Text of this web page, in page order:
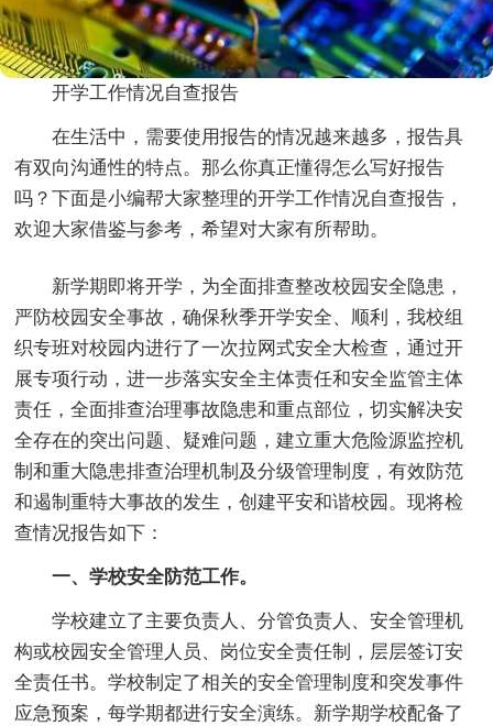
开学工作情况自查报告
在生活中，需要使用报告的情况越来越多，报告具
有双向沟通性的特点。那么你真正懂得怎么写好报告
吗？下面是小编帮大家整理的开学工作情况自查报告，
欢迎大家借鉴与参考，希望对大家有所帮助。
新学期即将开学，为全面排查整改校园安全隐患，
严防校园安全事故，确保秋季开学安全、顺利，我校组
织专班对校园内进行了一次拉网式安全大检查，通过开
展专项行动，进一步落实安全主体责任和安全监管主体
责任，全面排查治理事故隐患和重点部位，切实解决安
全存在的突出问题、疑难问题，建立重大危险源监控机
制和重大隐患排查治理机制及分级管理制度，有效防范
和遏制重特大事故的发生，创建平安和谐校园。现将检
查情况报告如下：
一、学校安全防范工作。
学校建立了主要负责人、分管负责人、安全管理机
构或校园安全管理人员、岗位安全责任制，层层签订安
全责任书。学校制定了相关的安全管理制度和突发事件
应急预案，每学期都进行安全演练。新学期学校配备了